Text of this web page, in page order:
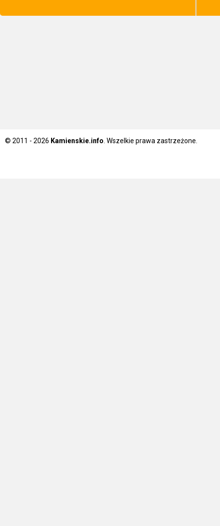
© 2011 - 2026 Kamienskie.info . Wszelkie prawa zastrzeżone.